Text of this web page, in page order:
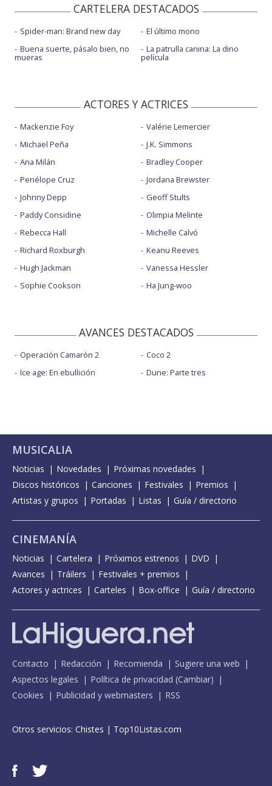
CARTELERA DESTACADOS
Spider-man: Brand new day
Buena suerte, pásalo bien, no
mueras
El último mono
La patrulla canina: La dino
película
ACTORES Y ACTRICES
Mackenzie Foy
Michael Peña
Ana Milán
Penélope Cruz
Johnny Depp
Paddy Considine
Rebecca Hall
Richard Roxburgh
Hugh Jackman
Sophie Cookson
Valérie Lemercier
J.K. Simmons
Bradley Cooper
Jordana Brewster
Geoff Stults
Olimpia Melinte
Michelle Calvó
Keanu Reeves
Vanessa Hessler
Ha Jung-woo
AVANCES DESTACADOS
Operación Camarón 2
Ice age: En ebullición
Coco 2
Dune: Parte tres
MUSICALIA
Noticias Novedades
Próximas novedades
Discos históricos
Canciones Festivales
Premios
Artistas y grupos
Portadas Listas Guía / directorio
CINEMANÍA
Noticias Cartelera Próximos estrenos
DVD
Avances
Tráilers
Festivales + premios
Actores y actrices
Carteles Box-office Guía / directorio
Contacto Redacción Recomienda
Sugiere una web
Aspectos legales
Política de privacidad (Cambiar)
Cookies
Publicidad y webmasters RSS
Otros servicios: Chistes | Top10Listas.com